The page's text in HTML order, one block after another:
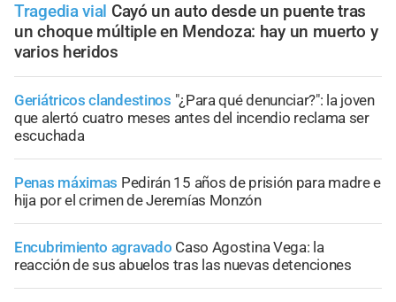
Tragedia vial Cayó un auto desde un puente tras
un choque múltiple en Mendoza: hay un muerto y
varios heridos
Geriátricos clandestinos "¿Para qué denunciar?": la joven
que alertó cuatro meses antes del incendio reclama ser
escuchada
Penas máximas Pedirán 15 años de prisión para madre e
hija por el crimen de Jeremías Monzón
Encubrimiento agravado Caso Agostina Vega: la
reacción de sus abuelos tras las nuevas detenciones